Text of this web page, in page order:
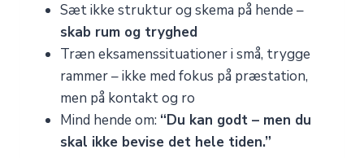
Sæt ikke struktur og skema på hende –
skab rum og tryghed
Træn eksamenssituationer i små, trygge
rammer – ikke med fokus på præstation,
men på kontakt og ro
Mind hende om: “Du kan godt – men du
skal ikke bevise det hele tiden.”